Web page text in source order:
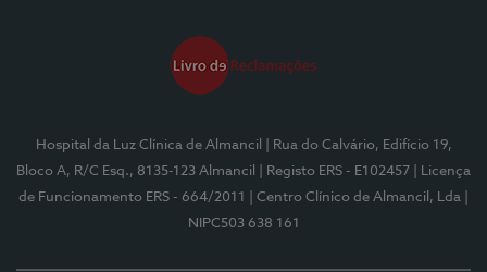
Hospital da Luz Clínica de Almancil
| Rua do Calvário, Edifício 19,
Bloco A, R/C Esq., 8135-123 Almancil
| Registo ERS - E102457
| Licença
de Funcionamento ERS - 664/2011
| Centro Clínico de Almancil, Lda
NIPC503 638 161